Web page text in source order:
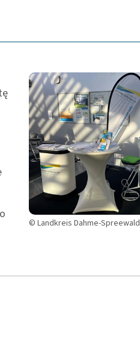
© Landkreis Dahme-Spreewald